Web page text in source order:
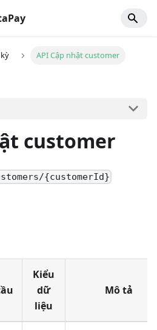
API Cập nhật customer
customer
{customerId}
Kiểu
dữ
liệu
Mô tả